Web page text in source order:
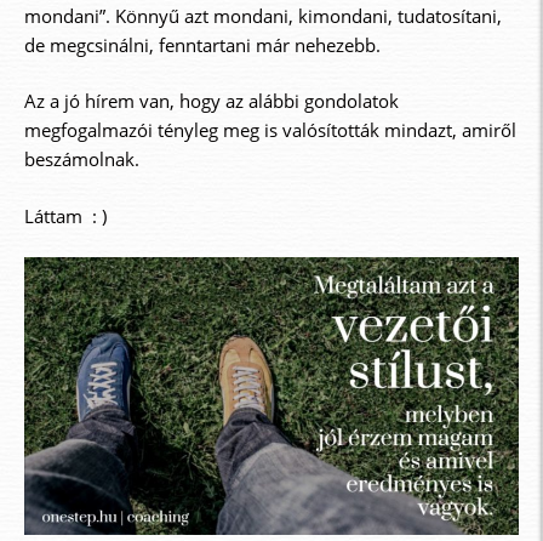
mondani”. Könnyű azt mondani, kimondani, tudatosítani,
de megcsinálni, fenntartani már nehezebb.
Az a jó hírem van, hogy az alábbi gondolatok
megfogalmazói tényleg meg is valósították mindazt, amiről
beszámolnak.
Láttam : )